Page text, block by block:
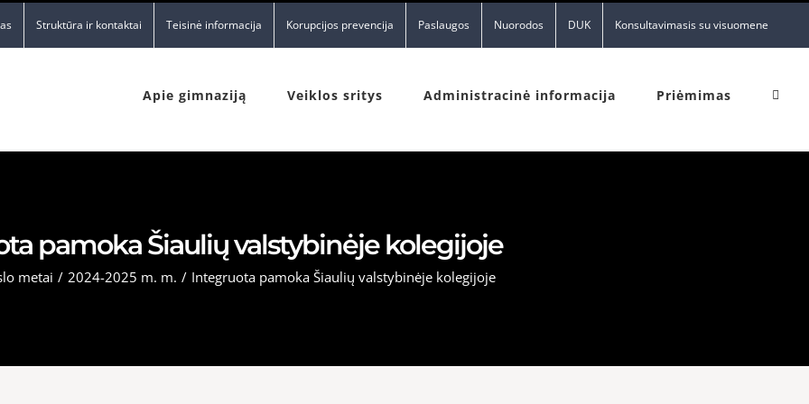
Struktūra ir kontaktai Teisinė informacija Korupcijos prevencija Paslaugos Nuorodos DUK Konsultavimasis su visuomene
Apie gimnaziją Veiklos sritys Administracinė informacija Priėmimas
pamoka Šiaulių valstybinėje kolegijoje
metai / 2024-2025 m. m. / Integruota pamoka Šiaulių valstybinėje kolegijoje